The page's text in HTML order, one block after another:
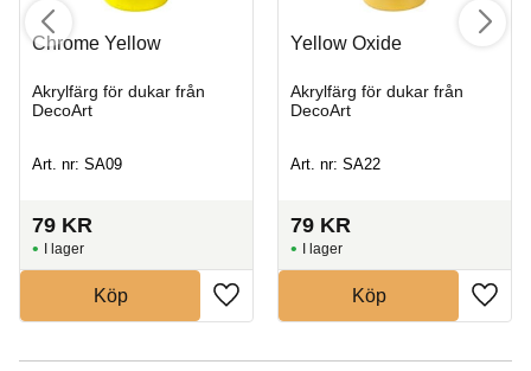
Chrome Yellow
Akrylfärg för dukar från
DecoArt
Art. nr: SA09
79 KR
I lager
Köp
Yellow Oxide
Akrylfärg för dukar från
DecoArt
Art. nr: SA22
79 KR
I lager
Köp